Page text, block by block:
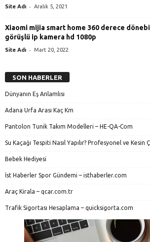
Site Adı - Aralık 5, 2021
Xiaomi mijia smart home 360 derece
görüşlü ip kamera hd 1080p
Site Adı - Mart 20, 2022
SON HABERLER
Dünyanın Eş Anlamlısı
Adana Urfa Arası Kaç Km
Pantolon Tunik Takım Modelleri – HE-QA-Com
Su Kaçağı Tespiti Nasıl Yapılır? Profesyonel ve Kesin
Bebek Hediyesi
İst Haberler Spor Gündemi – isthaberler.com
Araç Kirala – qcar.com.tr
Trafik Sigortası Hesaplama – quicksigorta.com